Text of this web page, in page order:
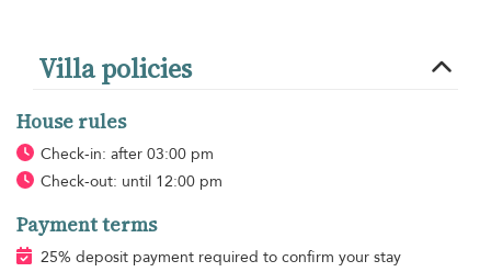
Villa policies
House rules
Check-in: after 03:00 pm
Check-out: until 12:00 pm
Payment terms
25% deposit payment required to confirm your stay